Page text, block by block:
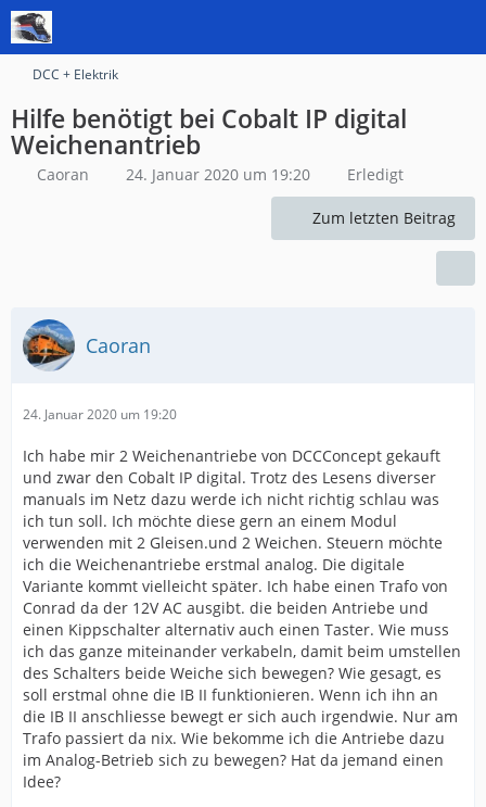
DCC + Elektrik
Hilfe benötigt bei Cobalt IP digital
Weichenantrieb
Caoran 24. Januar 2020 um 19:20 Erledigt
Zum letzten Beitrag
Caoran
24. Januar 2020 um 19:20
Ich habe mir 2 Weichenantriebe von DCCConcept gekauft
und zwar den Cobalt IP digital. Trotz des Lesens diverser
manuals im Netz dazu werde ich nicht richtig schlau was
ich tun soll. Ich möchte diese gern an einem Modul
verwenden mit 2 Gleisen.und 2 Weichen. Steuern möchte
ich die Weichenantriebe erstmal analog. Die digitale
Variante kommt vielleicht später. Ich habe einen Trafo von
Conrad da der 12V AC ausgibt. die beiden Antriebe und
einen Kippschalter alternativ auch einen Taster. Wie muss
ich das ganze miteinander verkabeln, damit beim umstellen
des Schalters beide Weiche sich bewegen? Wie gesagt, es
soll erstmal ohne die IB II funktionieren. Wenn ich ihn an
die IB II anschliesse bewegt er sich auch irgendwie. Nur am
Trafo passiert da nix. Wie bekomme ich die Antriebe dazu
im Analog-Betrieb sich zu bewegen? Hat da jemand einen
Idee?